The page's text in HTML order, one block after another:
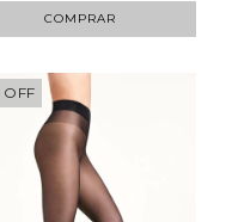
COMPRAR
OFF